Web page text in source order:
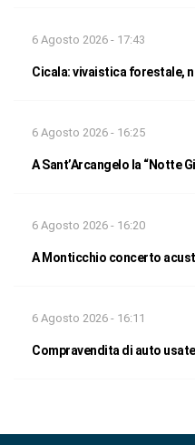
6 Agosto 2026 - 17:43
Cicala: vivaistica forestale,
6 Agosto 2026 - 16:25
A Sant’Arcangelo la “Notte
6 Agosto 2026 - 16:20
A Monticchio concerto
6 Agosto 2026 - 16:11
Compravendita di auto